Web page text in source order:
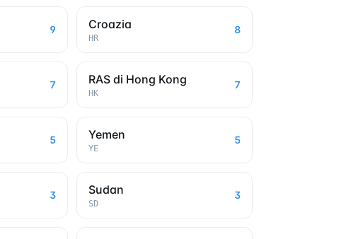
9 Croazia
HR
8
7 RAS di Hong Kong
HK
7
5 Yemen
YE
5
3 Sudan
SD
3